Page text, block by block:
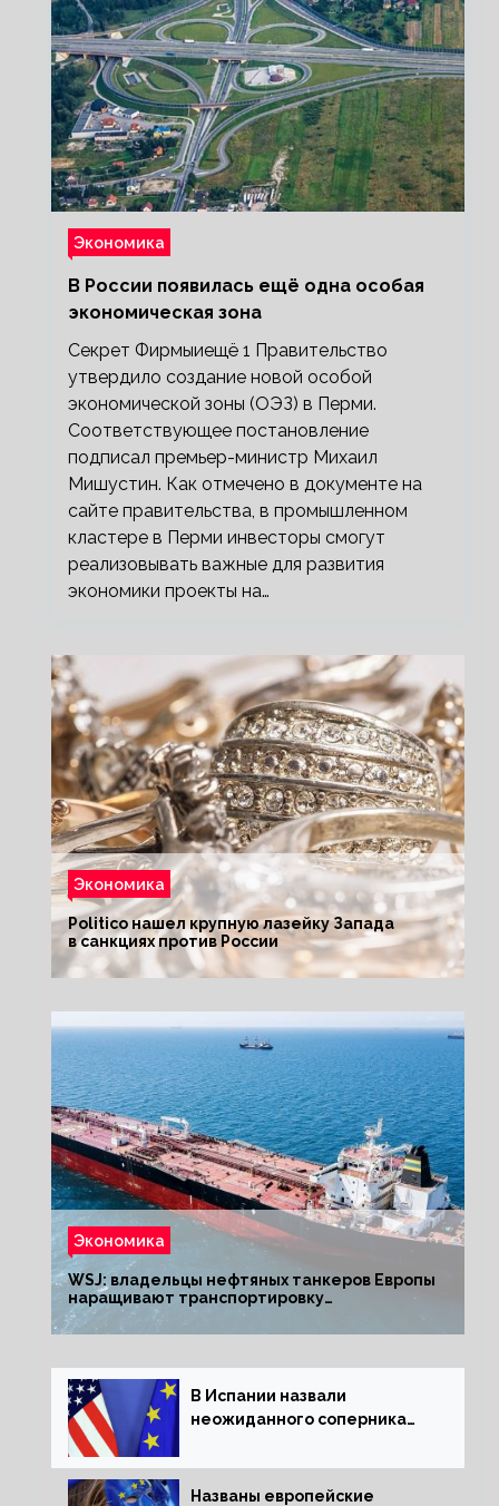
Экономика
В России появилась ещё одна особая
экономическая зона
Секрет Фирмыиещё 1 Правительство
утвердило создание новой особой
экономической зоны (ОЭЗ) в Перми.
Соответствующее постановление
подписал премьер-министр Михаил
Мишустин. Как отмечено в документе на
сайте правительства, в промышленном
кластере в Перми инвесторы смогут
реализовывать важные для развития
экономики проекты на…
Экономика
Politico нашел крупную лазейку Запада
в санкциях против России
Экономика
WSJ: владельцы нефтяных танкеров Европы
наращивают транспортировку
из РФ до санкций
В Испании назвали
неожиданного соперника
Названы европейские